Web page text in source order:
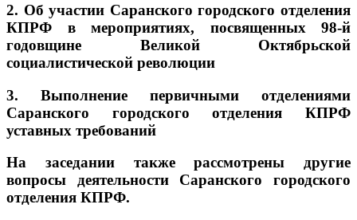
2. Об участии Саранского городского отделения
КПРФ в мероприятиях, посвященных 98-й
годовщине Великой Октябрьской
социалистической революции
3. Выполнение первичными отделениями
Саранского городского отделения КПРФ
уставных требований
На заседании также рассмотрены другие
вопросы деятельности Саранского городского
отделения КПРФ.